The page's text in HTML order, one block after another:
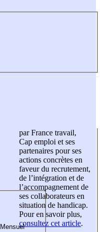
par France travail,
Cap emploi et ses
partenaires pour ses
actions concrètes en
faveur du recrutement,
de l’intégration et de
l’accompagnement de
ses collaborateurs en
situation de handicap.
Pour en savoir plus,
consultez cet article.